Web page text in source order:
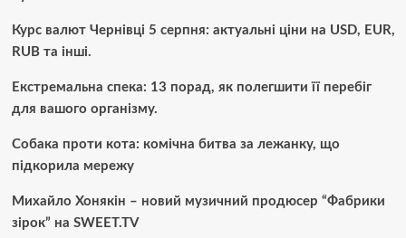
Курс валют Чернівці 5 серпня: актуальні ціни на USD, EUR,
RUB та інші.
Екстремальна спека: 13 порад, як полегшити її перебіг
для вашого організму.
Собака проти кота: комічна битва за лежанку, що
підкорила мережу
Михайло Хонякін – новий музичний продюсер “Фабрики
зірок” на SWEET.TV